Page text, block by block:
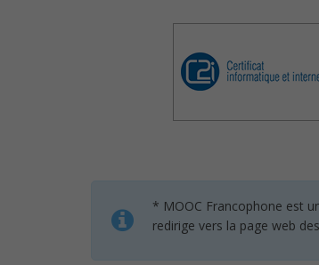
* MOOC Francophone est
redirige vers la page web